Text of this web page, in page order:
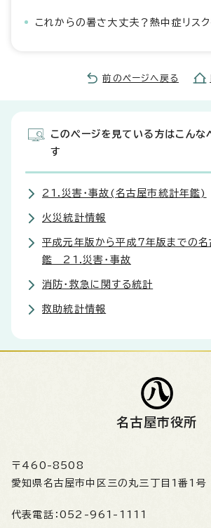
これからの暑さ大丈夫？熱中症リス
前のページへ戻る
このページを見ている方はこんな
す
21.災害・事故(名古屋市統計年鑑)
火災統計情報
平成元年版から平成7年版までの名
鑑 21.災害・事故
消防・救急に関する統計
救助統計情報
名古屋市役所
〒460-8508
愛知県名古屋市中区三の丸三丁目1番1号
代表電話： 052-961-1111